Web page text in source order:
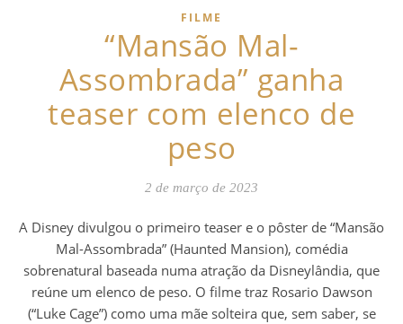
FILME
“Mansão Mal-
Assombrada” ganha
teaser com elenco de
peso
2 de março de 2023
A Disney divulgou o primeiro teaser e o pôster de “Mansão
Mal-Assombrada” (Haunted Mansion), comédia
sobrenatural baseada numa atração da Disneylândia, que
reúne um elenco de peso. O filme traz Rosario Dawson
(“Luke Cage”) como uma mãe solteira que, sem saber, se